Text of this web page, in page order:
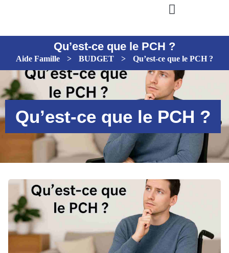
Qu’est-ce que le PCH ?
Aide Famille > BUDGET > Qu’est-ce que le PCH ?
Qu’est-ce que le PCH ?